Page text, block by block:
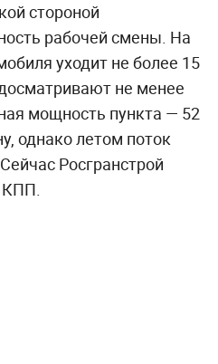
стороной
рабочей смены. На
уходит не более 15
не менее
мощность пункта — 52
однако летом поток
Росгранстрой
КПП.